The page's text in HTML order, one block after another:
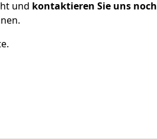
und kontaktieren Sie uns noch